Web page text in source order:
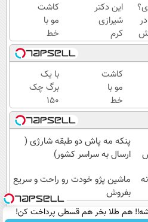
این دکتر
شیرازی
کرم
ترمیم
زخم
ایرانی را
ساخت!!!
کاشت
مو با
خط
رویش
طبیعی
😍
اقساطی
بدون
بهره
کاشت
مو با
خط
رویش
طبیعی
😍
اقساطی
بهره
با یک
برگ چک
150
میلیون
وام
تکنولایف
بگیر
پنکه مه پاش دو طبقه شارژی (
ارسال به سراسر کشور)
ماشین پژو خودت رو راحت و سریع
بفروش
هم طلا بخر هم قسطی پرداخت کن!